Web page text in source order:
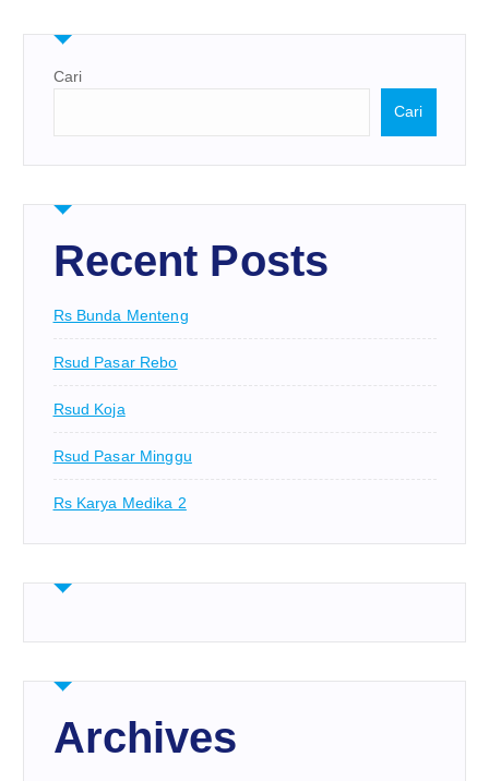
Cari
Cari
Recent Posts
Rs Bunda Menteng
Rsud Pasar Rebo
Rsud Koja
Rsud Pasar Minggu
Rs Karya Medika 2
Archives